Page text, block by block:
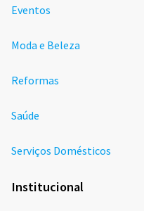
Eventos
Moda e Beleza
Reformas
Saúde
Serviços Domésticos
Institucional